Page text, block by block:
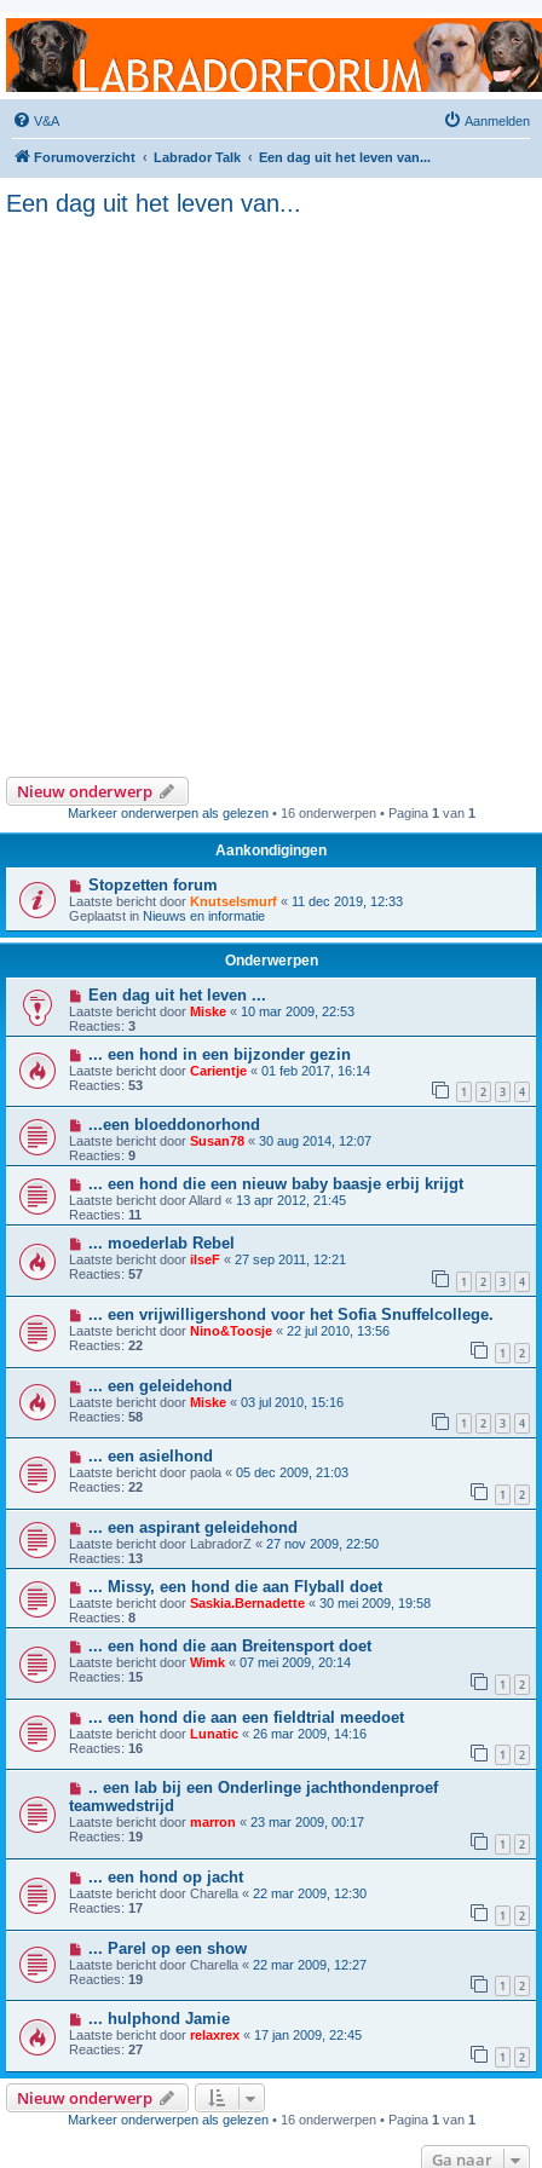
Labradorforum
Het gezelligste Labradorforum van Nederland en België!
V&A Aanmelden
Forumoverzicht Labrador Talk Een dag uit het leven van...
Een dag uit het leven van...
Nieuw onderwerp
Markeer onderwerpen als gelezen• 16 onderwerpen • Pagina 1 van 1
Aankondigingen
Stopzetten forum
Laatste bericht door Knutselsmurf « 11 dec 2019, 12:33
Geplaatst in Nieuws en informatie
Onderwerpen
Een dag uit het leven ...
Laatste bericht door Miske « 10 mar 2009, 22:53
Reacties: 3
... een hond in een bijzonder gezin
Laatste bericht door Carientje « 01 feb 2017, 16:14
Reacties: 53 1 2 3 4
...een bloeddonorhond
Laatste bericht door Susan78 « 30 aug 2014, 12:07
Reacties: 9
... een hond die een nieuw baby baasje erbij krijgt
Laatste bericht doorAllard « 13 apr 2012, 21:45
Reacties: 11
... moederlab Rebel
Laatste bericht door ilseF « 27 sep 2011, 12:21
Reacties: 57 1 2 3 4
... een vrijwilligershond voor het Sofia Snuffelcollege.
Laatste bericht door Nino&Toosje « 22 jul 2010, 13:56
Reacties: 22 1 2
... een geleidehond
Laatste bericht door Miske « 03 jul 2010, 15:16
Reacties: 58 1 2 3 4
... een asielhond
Laatste bericht door paola « 05 dec 2009, 21:03
Reacties: 22 1 2
... een aspirant geleidehond
Laatste bericht door LabradorZ « 27 nov 2009, 22:50
Reacties: 13
... Missy, een hond die aan Flyball doet
Laatste bericht door Saskia.Bernadette « 30 mei 2009, 19:58
Reacties: 8
... een hond die aan Breitensport doet
Laatste bericht door Wimk « 07 mei 2009, 20:14
Reacties: 15 1 2
... een hond die aan een fieldtrial meedoet
Laatste bericht door Lunatic « 26 mar 2009, 14:16
Reacties: 16 1 2
.. een lab bij een Onderlinge jachthondenproef
teamwedstrijd
Laatste bericht door marron « 23 mar 2009, 00:17
Reacties: 19 1 2
... een hond op jacht
Laatste bericht door Charella « 22 mar 2009, 12:30
Reacties: 17 1 2
... Parel op een show
Laatste bericht door Charella « 22 mar 2009, 12:27
Reacties: 19 1 2
... hulphond Jamie
Laatste bericht door relaxrex « 17 jan 2009, 22:45
Reacties: 27 1 2
Nieuw onderwerp
Markeer onderwerpen als gelezen• 16 onderwerpen • Pagina 1 van 1
Ga naar